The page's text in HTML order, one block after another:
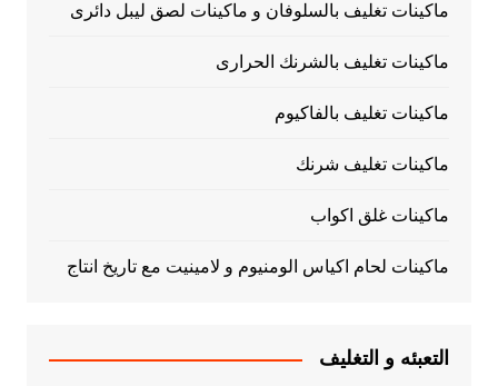
ماكينات تغليف بالسلوفان و ماكينات لصق ليبل دائرى
ماكينات تغليف بالشرنك الحرارى
ماكينات تغليف بالفاكيوم
ماكينات تغليف شرنك
ماكينات غلق اكواب
ماكينات لحام اكياس الومنيوم و لامينيت مع تاريخ انتاج
التعبئه و التغليف